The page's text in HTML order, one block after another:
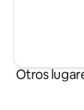
Otros